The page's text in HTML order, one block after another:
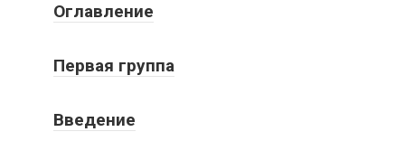
Оглавление
Первая группа
Введение